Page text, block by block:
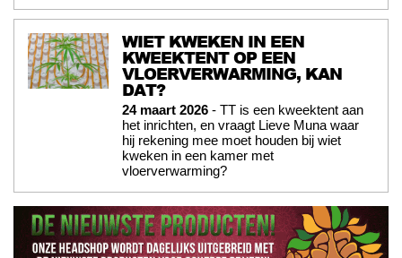
WIET KWEKEN IN EEN
KWEEKTENT OP EEN
VLOERVERWARMING, KAN
DAT?
24 maart 2026 - TT is een kweektent aan
het inrichten, en vraagt Lieve Muna waar
hij rekening mee moet houden bij wiet
kweken in een kamer met
vloerverwarming?